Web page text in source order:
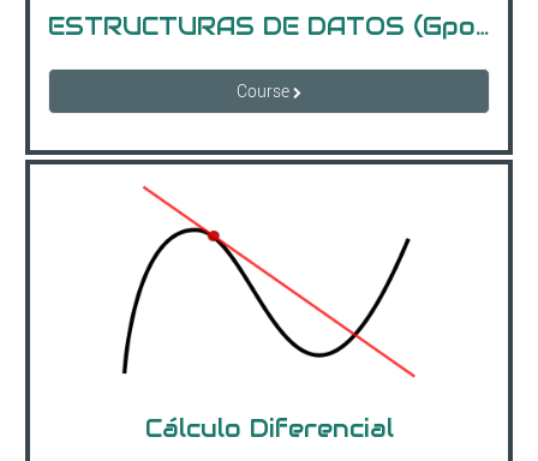
ESTRUCTURAS DE DATOS (Gpo. B)
Course
Cálculo Diferencial